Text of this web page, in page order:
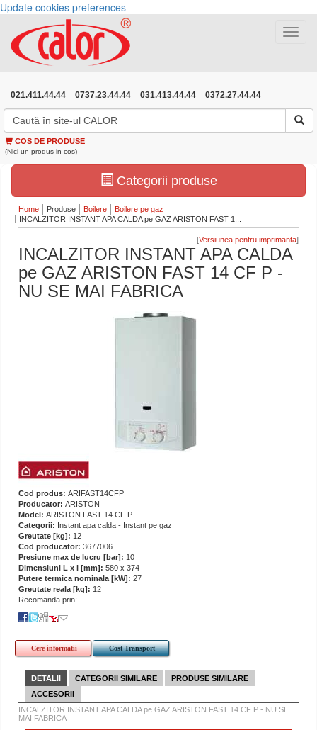
Update cookies preferences
Toggle
021.411.44.44 0737.23.44.44 031.413.44.44 0372.27.44.44
COS DE PRODUSE
(Nici un produs in cos)
Categorii produse
Home Produse Boilere
Boilere pe gaz
INCALZITOR INSTANT APA CALDA pe GAZ ARISTON FAST 1...
[ ]
INCALZITOR INSTANT APA CALDA
pe GAZ ARISTON FAST 14 CF P -
NU SE MAI FABRICA
Cod produs: ARIFAST14CFP
Producator: ARISTON
Model: ARISTON FAST 14 CF P
Categorii: Instant apa calda - Instant pe gaz
Greutate [kg]: 12
Cod producator: 3677006
Presiune max de lucru [bar]: 10
Dimensiuni L x l [mm]: 580 x 374
Putere termica nominala [kW]: 27
Greutate reala [kg]: 12
Recomanda prin:
Cere informatii Cost Transport
DETALII CATEGORII SIMILARE
PRODUSE SIMILARE
ACCESORII
INCALZITOR INSTANT APA CALDA pe GAZ ARISTON FAST 14 CF P - NU SE
MAI FABRICA